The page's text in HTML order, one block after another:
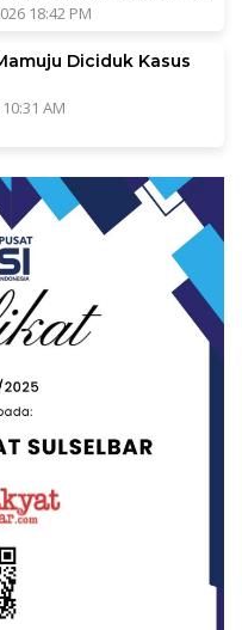
18:42 PM
Diciduk Kasus
AM